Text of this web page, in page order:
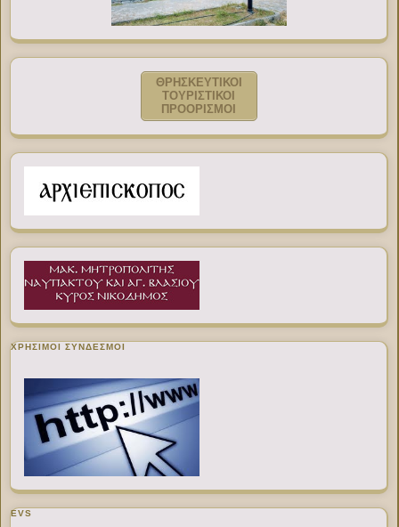
ΘΡΗΣΚΕΥΤΙΚΟΙ
ΤΟΥΡΙΣΤΙΚΟΙ
ΠΡΟΟΡΙΣΜΟΙ
ΧΡΉΣΙΜΟΙ ΣΎΝΔΕΣΜΟΙ
EVS